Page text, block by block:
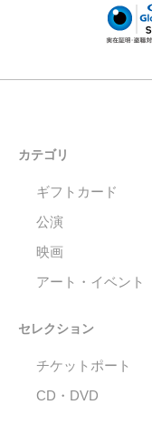
カテゴリ
ギフトカード
公演
映画
アート・イベント
セレクション
チケットポート
CD・DVD